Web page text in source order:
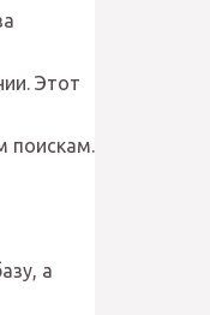
Этот
поискам.
а